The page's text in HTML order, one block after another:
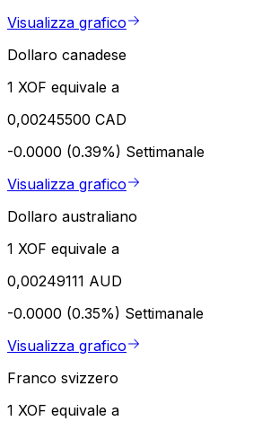
Visualizza grafico
Dollaro canadese
1 XOF equivale a
0,00245500 CAD
-0.0000 (0.39%) Settimanale
Visualizza grafico
Dollaro australiano
1 XOF equivale a
0,00249111 AUD
-0.0000 (0.35%) Settimanale
Visualizza grafico
Franco svizzero
1 XOF equivale a